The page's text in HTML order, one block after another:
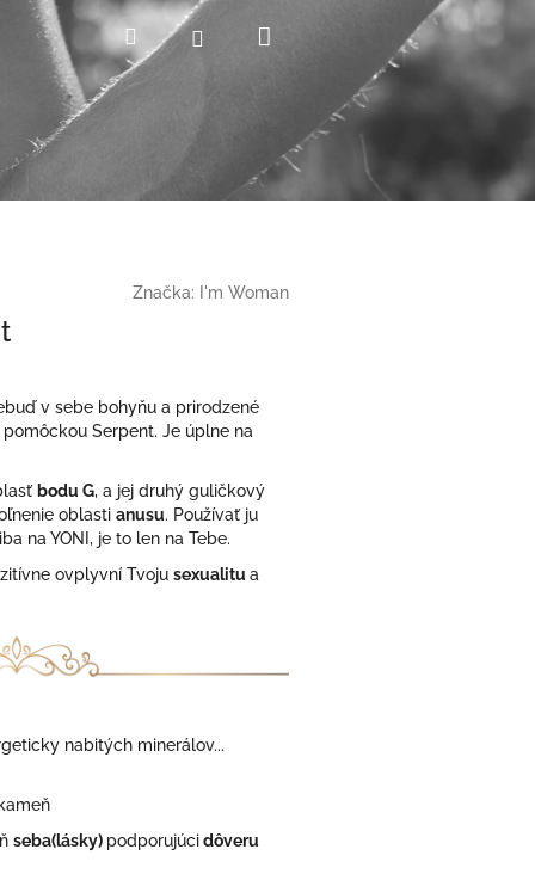
Hľadať Prihlásenie
Značka: I'm Woman
v sebe bohyňu a prirodzené
Serpent. Je úplne na
bodu G, a jej druhý guličkový
oblasti anusu. Používať ju
na YONI, je to len na Tebe.
ovplyvní Tvoju sexualitu a
nabitých minerálov...
seba(lásky) podporujúcidôveru